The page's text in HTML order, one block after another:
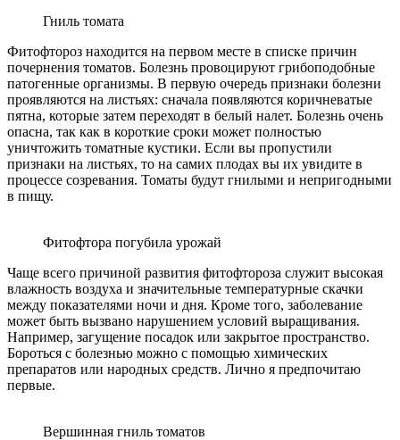
Гниль томата
Фитофтороз находится на первом месте в списке причин
почернения томатов. Болезнь провоцируют грибоподобные
патогенные организмы. В первую очередь признаки болезни
проявляются на листьях: сначала появляются коричневатые
пятна, которые затем переходят в белый налет. Болезнь очень
опасна, так как в короткие сроки может полностью
уничтожить томатные кустики. Если вы пропустили
признаки на листьях, то на самих плодах вы их увидите в
процессе созревания. Томаты будут гнилыми и непригодными
в пищу.
Фитофтора погубила урожай
Чаще всего причиной развития фитофтороза служит высокая
влажность воздуха и значительные температурные скачки
между показателями ночи и дня. Кроме того, заболевание
может быть вызвано нарушением условий выращивания.
Например, загущение посадок или закрытое пространство.
Бороться с болезнью можно с помощью химических
препаратов или народных средств. Лично я предпочитаю
первые.
Вершинная гниль томатов